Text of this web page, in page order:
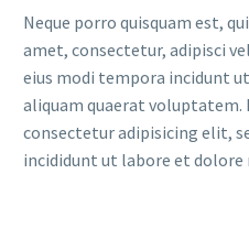
Neque porro quisquam est,
amet, consectetur, adipisci
eius modi tempora incidunt
aliquam quaerat
consectetur adipisicing elit,
incididunt ut labore et dolore